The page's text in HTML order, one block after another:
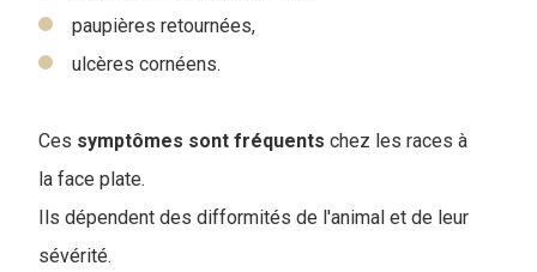
paupières retournées,
ulcères cornéens.
Ces symptômes sont fréquents chez les races à
la face plate.
Ils dépendent des difformités de l'animal et de leur
sévérité.